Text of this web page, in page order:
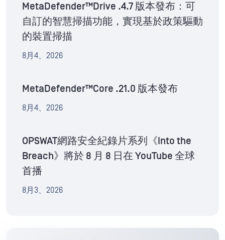
MetaDefender™Drive .4.7 版本發布：可
自訂的智慧掃描功能，實現基於政策驅動
的裝置掃描
8月4、2026
MetaDefender™Core .21.0 版本發布
8月4、2026
OPSWAT網路安全紀錄片系列《Into the
Breach》將於 8 月 8 日在 YouTube 全球
首播
8月3、2026